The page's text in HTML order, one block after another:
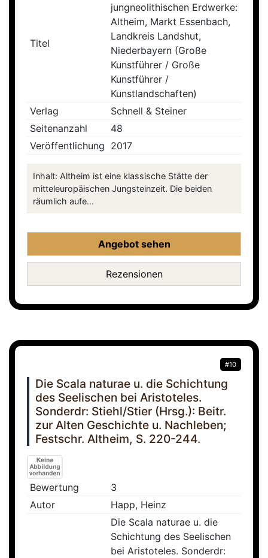
Titel
jungneolithischen Erdwerke:
Altheim, Markt Essenbach,
Landkreis Landshut,
Niederbayern (Große
Kunstführer / Große
Kunstführer /
Kunstlandschaften)
Verlag
Schnell & Steiner
Seitenanzahl
48
Veröffentlichung 2017
Inhalt: Altheim ist eine klassische Stätte der
mitteleuropäischen Jungsteinzeit. Die beiden
räumlich aufe...
Angebot sehen
Rezensionen
#10
Die Scala naturae u. die Schichtung
des Seelischen bei Aristoteles.
Sonderdr: Stiehl/Stier (Hrsg.): Beitr.
zur Alten Geschichte u. Nachleben;
Festschr. Altheim, S. 220-244.
Bewertung
3
Autor
Happ, Heinz
Die Scala naturae u. die
Schichtung des Seelischen
bei Aristoteles. Sonderdr: